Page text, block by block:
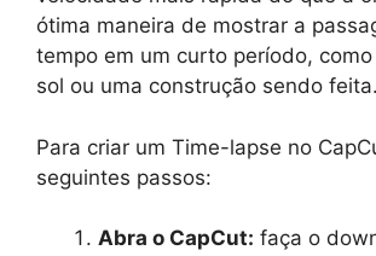
ótima maneira de mostrar a
tempo em um curto período,
sol ou uma construção sendo feita.
Para criar um Time-lapse no
seguintes passos:
Abra o CapCut: faça o